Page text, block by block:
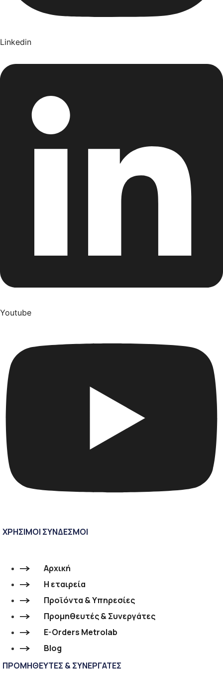
Linkedin
Youtube
ΧΡΗΣΙΜΟΙ ΣΥΝΔΕΣΜΟΙ
Αρχική
Η εταιρεία
Προϊόντα & Υπηρεσίες
Προμηθευτές & Συνεργάτες
E-Orders Metrolab
Blog
ΠΡΟΜΗΘΕΥΤΕΣ & ΣΥΝΕΡΓΑΤΕΣ